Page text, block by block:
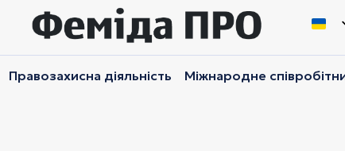
Правозахисна діяльність Міжнародне